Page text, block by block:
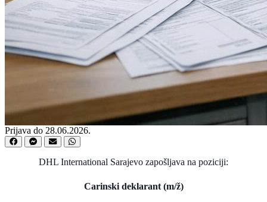
Prijava do 28.06.2026.
DHL International Sarajevo zapošljava na poziciji:
Carinski deklarant (m/ž)